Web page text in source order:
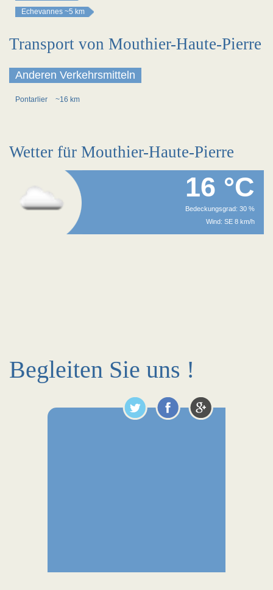
Echevannes ~5 km
Transport von Mouthier-Haute-Pierre
Anderen Verkehrsmitteln
Pontarlier ~16 km
Wetter für Mouthier-Haute-Pierre
16 °C
Bedeckungsgrad: 30 %
Wind: SE 8 km/h
Begleiten Sie uns !